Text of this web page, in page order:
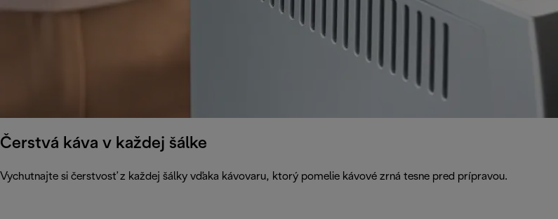
Čerstvá káva v každej šálke
Vychutnajte si čerstvosť z každej šálky vďaka kávovaru, ktorý pomelie kávové zrná tesne pred prípravou.